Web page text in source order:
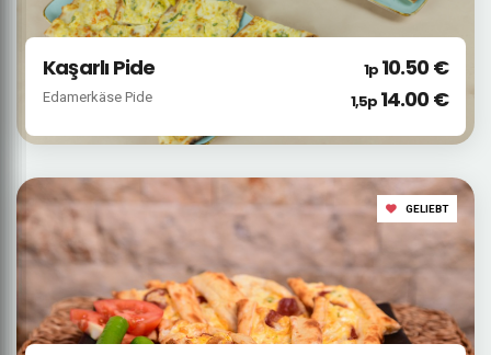
Kaşarlı Pide
Edamerkäse Pide
1p 10.50 €
1,5p 14.00 €
GELIEBT